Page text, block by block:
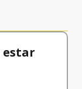
estar